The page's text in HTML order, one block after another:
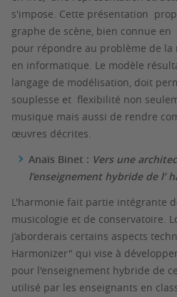
s'impose. Cette présentation
graphe de scène, bien connue
pour répondre au problème de
en informatique. Le modèle
langage de modélisation, doit
souplesse et flexibilité non
musique mais aussi de rendre
œuvres décrites.
Anaïs Binet : Vers une
l’enseignement hybride de l’
L'harmonie fait partie intégrante
musicologie et de conservatoire.
j’aborderais certains aspects
Harmonizer" qui vise à
pour l'enseignement hybride de
utilisé par les enseignants en